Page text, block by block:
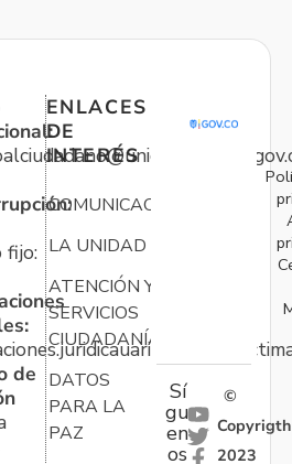
fijo:
de
ENLACES
DE
INTERÉS
COMUNICACIONES
LA UNIDAD
ATENCIÓN Y
SERVICIOS
CIUDADANÍA
DATOS
PARA LA
PAZ
Sí
gu
en
os
©
Copyrigth
2023